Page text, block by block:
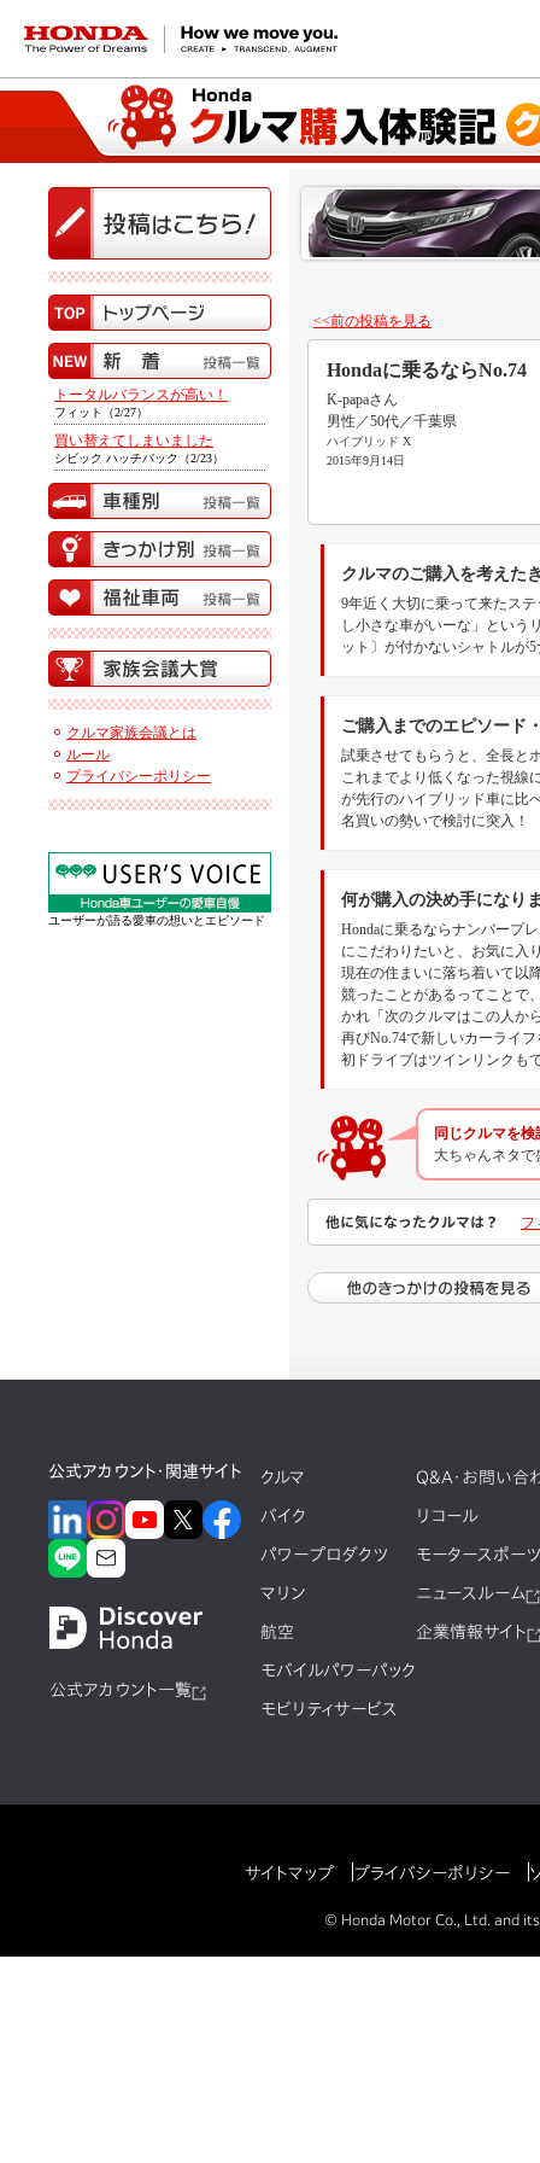
HONDA The Power of Dreams
トータルバランスが高い！
フィット（2/27）
買い替えてしまいました
シビック ハッチバック（2/23）
クルマ家族会議とは
ルール
プライバシーポリシー
ユーザーが語る愛車の想いとエピソード
<<前の投稿を見る
Hondaに乗るならNo.74
K-papaさん
男性／50代／千葉県
ハイブリッド X
2015年9月14日
クルマのご購入を考えた
9年近く大切に乗って来たス
し小さな車がいーな」という
ット〕が付かないシャトルが
ご購入までのエピソード
試乗させてもらうと、全長と
これまでより低くなった視線
が先行のハイブリッド車に比
名買いの勢いで検討に突入！
何が購入の決め手になり
Hondaに乗るならナンバープ
にこだわりたいと、お気に入
現在の住まいに落ち着いて以
競ったことがあるってことで
かれ「次のクルマはこの人か
再びNo.74で新しいカーライ
初ドライブはツインリンクも
同じクルマを
大ちゃんネタで
他に気になったクルマは？ フ
公式アカウント・関連サイト
公式アカウント一覧
クルマ
バイク
パワープロダクツ
マリン
航空
モバイルパワーパック
モビリティサービス
Q&A・お問い合
リコール
モータースポーツ
ニュースルーム
企業情報サイト
サイトマップ プライバシーポリシー
© Honda Motor Co., Ltd. and